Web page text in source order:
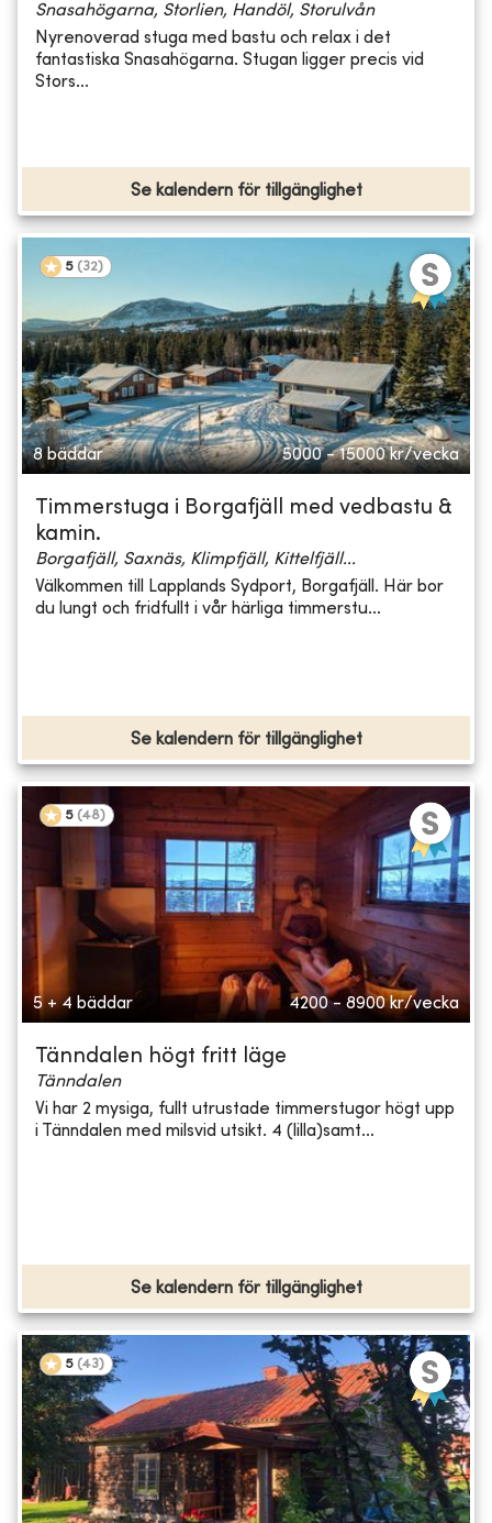
Snasahögarna, Storlien, Handöl, Storulvån
Nyrenoverad stuga med bastu och relax i det
fantastiska Snasahögarna. Stugan ligger precis vid
Stors...
Se kalendern för tillgänglighet
5 (32)
8 bäddar 5000 - 15000 kr/vecka
Timmerstuga i Borgafjäll med vedbastu &
kamin.
Borgafjäll, Saxnäs, Klimpfjäll, Kittelfjäll...
Välkommen till Lapplands Sydport, Borgafjäll. Här bor
du lungt och fridfullt i vår härliga timmerstu...
Se kalendern för tillgänglighet
5 (48)
5 + 4 bäddar 4200 - 8900 kr/vecka
Tänndalen högt fritt läge
Tänndalen
Vi har 2 mysiga, fullt utrustade timmerstugor högt upp
i Tänndalen med milsvid utsikt. 4 (lilla)samt...
Se kalendern för tillgänglighet
5 (43)